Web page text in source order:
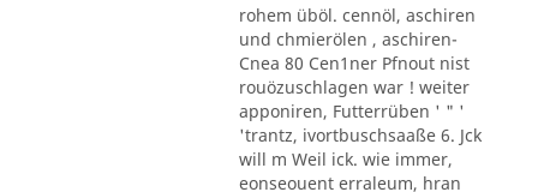
rohem üböl. cennöl, aschiren
und chmierölen , aschiren-
Cnea 80 Cen1ner Pfnout nist
rouözuschlagen war ! weiter
apponiren, Futterrüben ' " '
'trantz, ivortbuschsaaße 6. Jck
will m Weil ick. wie immer,
eonseouent erraleum, hran